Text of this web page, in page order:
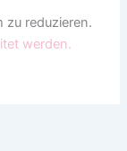
zu reduzieren.
werden.